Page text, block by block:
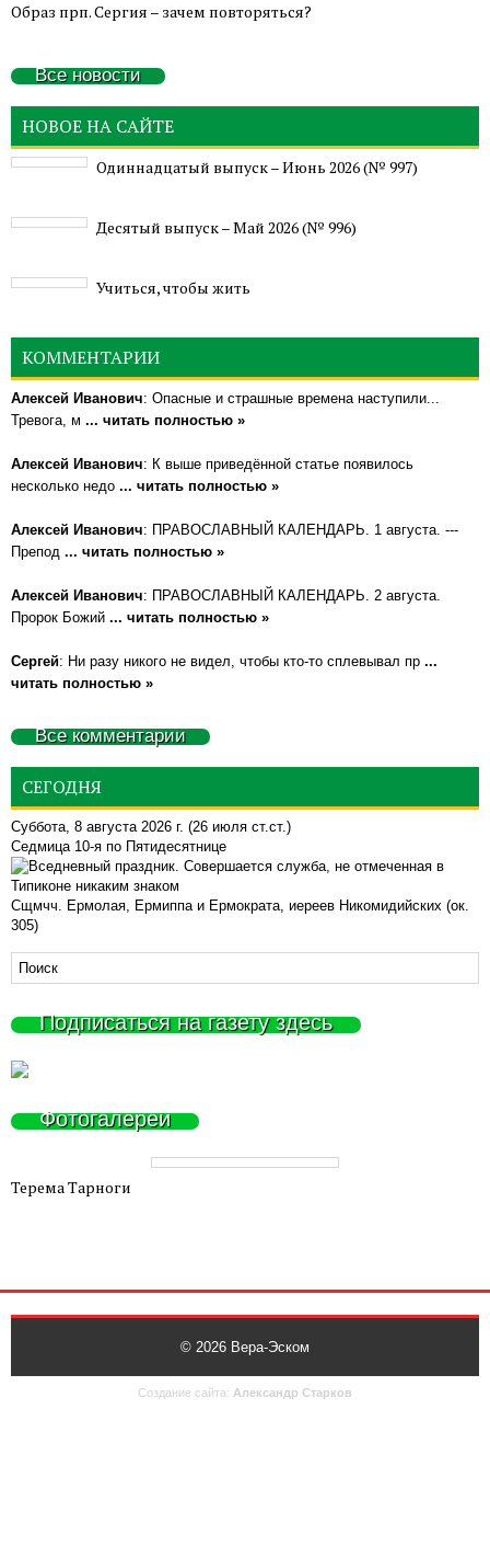
Образ прп. Сергия – зачем повторяться?
Все новости
НОВОЕ НА САЙТЕ
Одиннадцатый выпуск – Июнь 2026 (№ 997)
Деcятый выпуск – Май 2026 (№ 996)
Учиться, чтобы жить
КОММЕНТАРИИ
Алексей Иванович: Опасные и страшные времена наступили...
Тревога, м ... читать полностью »
Алексей Иванович: К выше приведённой статье появилось
несколько недо ... читать полностью »
Алексей Иванович: ПРАВОСЛАВНЫЙ КАЛЕНДАРЬ. 1 августа. ---
Препод ... читать полностью »
Алексей Иванович: ПРАВОСЛАВНЫЙ КАЛЕНДАРЬ. 2 августа.
Пророк Божий ... читать полностью »
Сергей: Ни разу никого не видел, чтобы кто-то сплевывал пр ...
читать полностью »
Все комментарии
СЕГОДНЯ
Суббота, 8 августа 2026 г. (26 июля ст.ст.)
Седмица 10-я по Пятидесятнице
Сщмчч. Ермолая, Ермиппа и Ермократа, иереев Никомидийских (ок.
305)
Подписаться на газету здесь
Фотогалереи
Терема Тарноги
© 2026 Вера-Эском
Создание сайта: Александр Старков